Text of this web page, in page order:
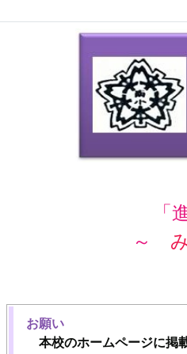
「
～
お願い
本校のホームページに掲